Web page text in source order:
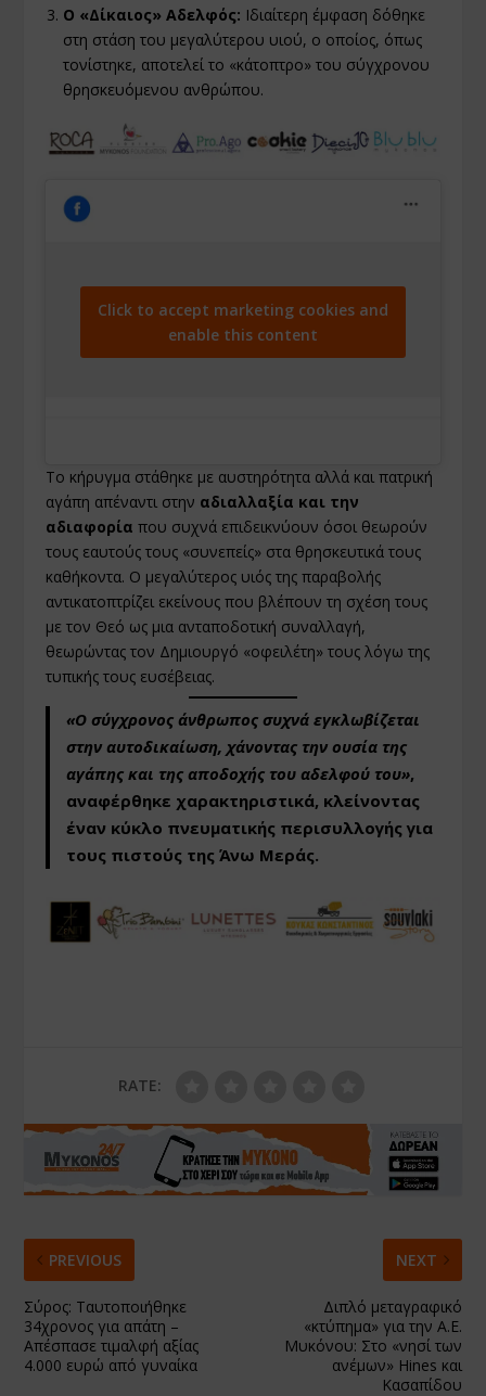
Ο «Δίκαιος» Αδελφός: Ιδιαίτερη έμφαση δόθηκε
στη στάση του μεγαλύτερου υιού, ο οποίος, όπως
τονίστηκε, αποτελεί το «κάτοπτρο» του σύγχρονου
θρησκευόμενου ανθρώπου.
Click to accept marketing cookies and
enable this content
Το κήρυγμα στάθηκε με αυστηρότητα αλλά και πατρική
αγάπη απέναντι στην αδιαλλαξία και την
αδιαφορία που συχνά επιδεικνύουν όσοι θεωρούν
τους εαυτούς τους «συνεπείς» στα θρησκευτικά τους
καθήκοντα. Ο μεγαλύτερος υιός της παραβολής
αντικατοπτρίζει εκείνους που βλέπουν τη σχέση τους
με τον Θεό ως μια ανταποδοτική συναλλαγή,
θεωρώντας τον Δημιουργό «οφειλέτη» τους λόγω της
τυπικής τους ευσέβειας.
«Ο σύγχρονος άνθρωπος συχνά εγκλωβίζεται
στην αυτοδικαίωση, χάνοντας την ουσία της
αγάπης και της αποδοχής του αδελφού του»,
αναφέρθηκε χαρακτηριστικά, κλείνοντας
έναν κύκλο πνευματικής περισυλλογής για
τους πιστούς της Άνω Μεράς.
RATE:
PREVIOUS
Σύρος: Ταυτοποιήθηκε
34χρονος για απάτη –
Απέσπασε τιμαλφή αξίας
4.000 ευρώ από γυναίκα
NEXT
Διπλό μεταγραφικό
«κτύπημα» για την Α.Ε.
Μυκόνου: Στο «νησί των
ανέμων» Hines και
Κασαπίδου